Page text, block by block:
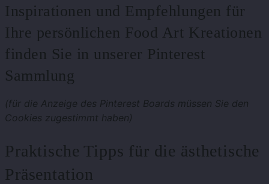
Inspirationen und Empfehlungen für
Ihre persönlichen Food Art Kreationen
finden Sie in unserer Pinterest
Sammlung
(für die Anzeige des Pinterest Boards müssen Sie den
Cookies zugestimmt haben)
Praktische Tipps für die ästhetische
Präsentation